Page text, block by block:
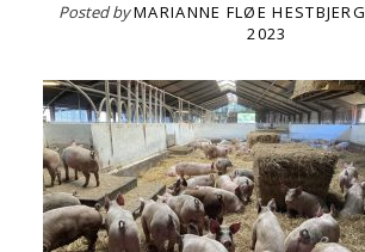
Posted byMARIANNE FLØE HESTBJERG
2023